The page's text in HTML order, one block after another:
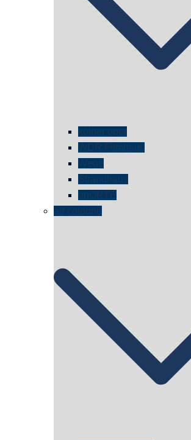
kölner oper
WDR Filmhaus
Wege
Strandhaus
unORTE
art cologne